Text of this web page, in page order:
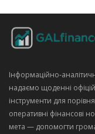
надаємо щоденні
інструменти для
оперативні фінансові
мета — допомогти